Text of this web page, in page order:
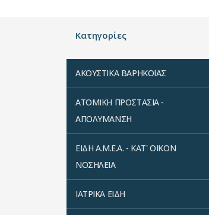
Κατηγορίες
ΑΚΟΥΣΤΙΚΑ ΒΑΡΗΚΟΪΑΣ
ΑΤΟΜΙΚΗ ΠΡΟΣΤΑΣΙΑ -
ΑΠΟΛΥΜΑΝΣΗ
ΕΙΔΗ Α.Μ.Ε.Α. - ΚΑΤ' ΟΙΚΟΝ
ΝΟΣΗΛΕΙΑ
ΙΑΤΡΙΚΑ ΕΙΔΗ